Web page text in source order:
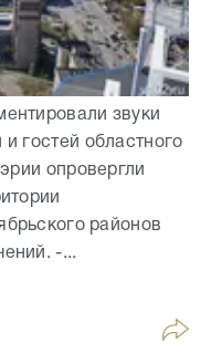
звуки
гостей областного
опровергли
районов
-...